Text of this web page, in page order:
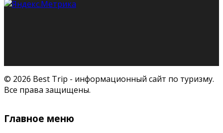
© 2026 Best Trip - информационный сайт по туризму.
Все права защищены.
Главное меню